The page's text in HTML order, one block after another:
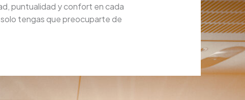
puntualidad y confort en cada
tengas que preocuparte de